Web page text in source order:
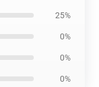
25%
0%
0%
0%